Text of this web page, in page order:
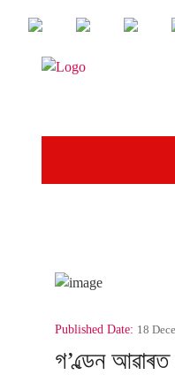
Published Date: 18
গ’ল্ডেন